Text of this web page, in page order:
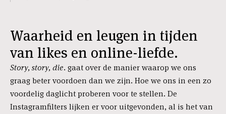
Waarheid en leugen in tijden
van likes en online-liefde.
Story, story, die. gaat over de manier waarop we ons
graag beter voordoen dan we zijn. Hoe we ons in een zo
voordelig daglicht proberen voor te stellen. De
Instagramfilters lijken er voor uitgevonden, al is het van